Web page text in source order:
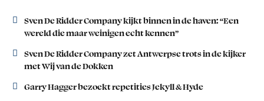
Sven De Ridder Company kijkt binnen in de haven: “Een
wereld die maar weinigen echt kennen”
Sven De Ridder Company zet Antwerpse trots in de kijker
met Wij van de Dokken
Garry Hagger bezoekt repetities Jekyll & Hyde